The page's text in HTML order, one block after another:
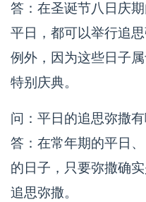
答：在圣诞节八日庆
平日，都可以举行追
例外，因为这些日子
特别庆典。
问：平日的追思弥撒
答：在常年期的平日
的日子，只要弥撒确
追思弥撒。